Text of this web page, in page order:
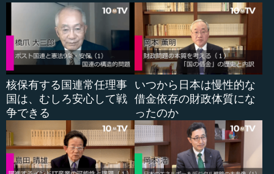
核保有する国連常任理事
国は、むしろ安心して戦
争できる
いつから日本は慢性的な
借金依存の財政体質にな
ったのか